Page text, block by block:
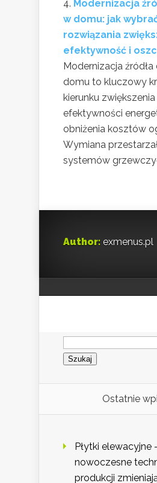
Modernizacja
w domu: jak
rozwiązania
efektywność i
Modernizacja źródła
domu to kluczowy
kierunku zwiększenia
efektywności
obniżenia kosztów
Wymiana
systemów
Author: exmenus.pl
Szukaj:
Ostatnie
Płytki elewacyjne
nowoczesne
produkcji